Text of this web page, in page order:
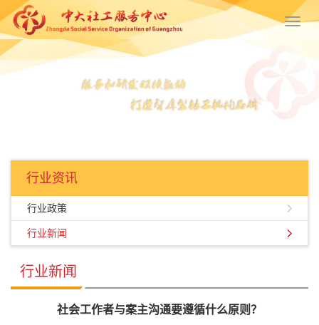
行业资讯
行业政策
行业新闻
行业新闻
社会工作者与案主沟通要遵循什么原则？